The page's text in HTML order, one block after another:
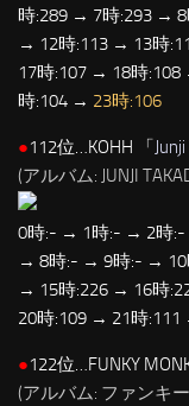
時:289 → 7時:293 →
→ 12時:113 → 13時
17時:107 → 18時
時:104 → 23時:106
●112位…KOHH 「
(アルバム: JUNJI
0時:- → 1時:- → 2時
→ 8時:- → 9時:- →
→ 15時:226 → 16時
20時:109 → 21時
●122位…FUNKY
(アルバム: ファンキ